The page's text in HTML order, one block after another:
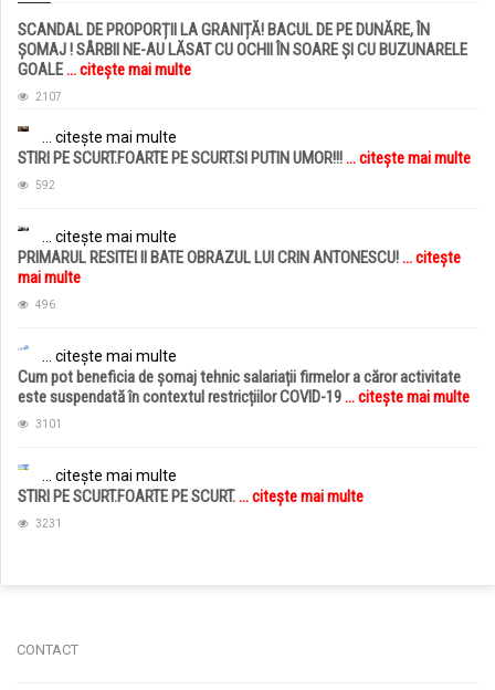
SCANDAL DE PROPORȚII LA GRANIȚĂ! BACUL DE PE DUNĂRE, ÎN
ȘOMAJ ! SÂRBII NE-AU LĂSAT CU OCHII ÎN SOARE ȘI CU BUZUNARELE
GOALE... citește mai multe
2107
... citește mai multe
STIRI PE SCURT.FOARTE PE SCURT.SI PUTIN UMOR!!!... citește mai multe
592
... citește mai multe
PRIMARUL RESITEI II BATE OBRAZUL LUI CRIN ANTONESCU!... citește
mai multe
496
... citește mai multe
Cum pot beneficia de șomaj tehnic salariații firmelor a căror activitate
este suspendată în contextul restricțiilor COVID-19... citește mai multe
3101
... citește mai multe
STIRI PE SCURT.FOARTE PE SCURT.... citește mai multe
3231
CONTACT